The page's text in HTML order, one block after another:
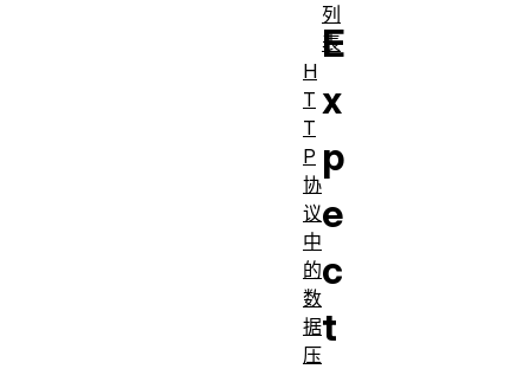
E
x
p
e
c
t
列
表
H
T
T
P
协
议
中
的
数
据
压